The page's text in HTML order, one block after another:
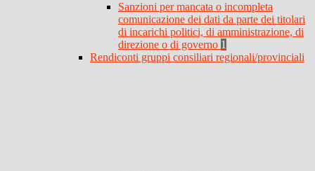
Sanzioni per mancata o incompleta
comunicazione dei dati da parte dei titolari
di incarichi politici, di amministrazione, di
direzione o di governo 1
Rendiconti gruppi consiliari regionali/provinciali